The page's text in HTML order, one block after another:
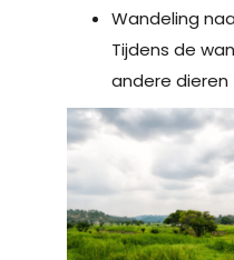
Wandeling
Tijdens de
andere